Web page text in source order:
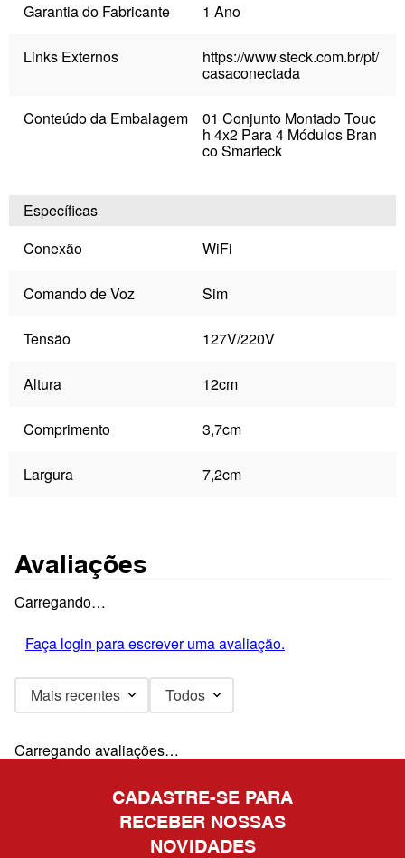
Garantia do Fabricante 1 Ano
Links Externos https://www.steck.com.br/pt/
casaconectada
Conteúdo da Embalagem 01 Conjunto Montado Touc
h 4x2 Para 4 Módulos Bran
co Smarteck
Específicas
Conexão
WiFi
Comando de Voz Sim
Tensão 127V/220V
Altura 12cm
Comprimento 3,7cm
Largura 7,2cm
Avaliações
Carregando…
Faça login para escrever uma avaliação.
Mais recentes Todos
Carregando avaliações…
CADASTRE-SE PARA
RECEBER NOSSAS
NOVIDADES